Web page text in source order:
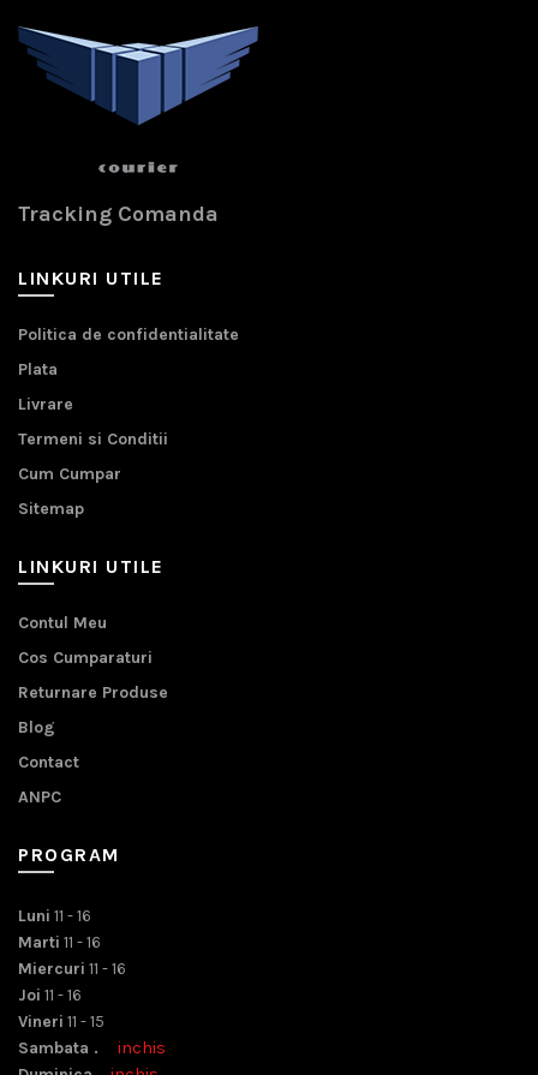
Tracking Comanda
LINKURI UTILE
Politica de confidentialitate
Plata
Livrare
Termeni si Conditii
Cum Cumpar
Sitemap
LINKURI UTILE
Contul Meu
Cos Cumparaturi
Returnare Produse
Blog
Contact
ANPC
PROGRAM
Luni 11 - 16
Marti 11 - 16
Miercuri 11 - 16
Joi 11 - 16
Vineri 11 - 15
Sambata . inchis